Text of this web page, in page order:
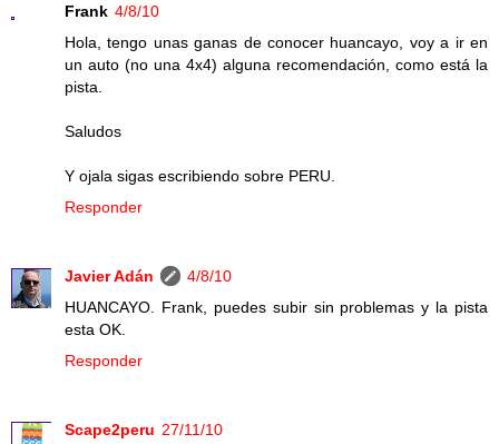
Frank 4/8/10
Hola, tengo unas ganas de conocer huancayo, voy a ir en
un auto (no una 4x4) alguna recomendación, como está la
pista.
Saludos
Y ojala sigas escribiendo sobre PERU.
Responder
Javier Adán
4/8/10
HUANCAYO. Frank, puedes subir sin problemas y la pista
esta OK.
Responder
Scape2peru 27/11/10